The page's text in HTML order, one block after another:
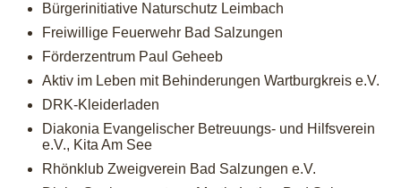
Bürgerinitiative Naturschutz Leimbach
Freiwillige Feuerwehr Bad Salzungen
Förderzentrum Paul Geheeb
Aktiv im Leben mit Behinderungen Wartburgkreis e.V.
DRK-Kleiderladen
Diakonia Evangelischer Betreuungs- und Hilfsverein
e.V., Kita Am See
Rhönklub Zweigverein Bad Salzungen e.V.